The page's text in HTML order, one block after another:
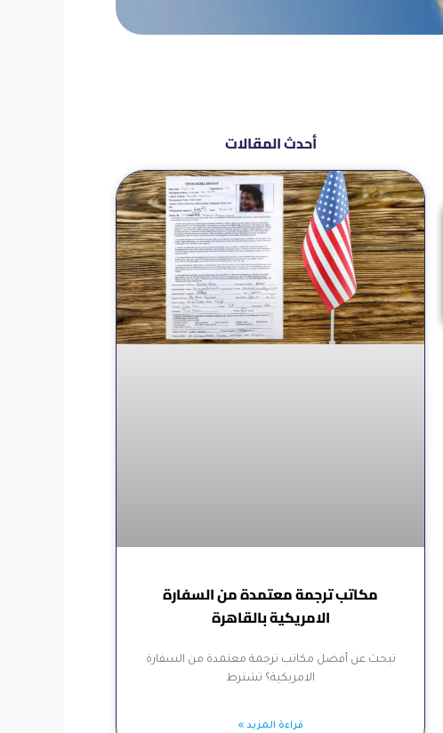
أحدث المقالات
مكاتب ترجمة معتمدة من السفارة
الامريكية بالقاهرة
تبحث عن أفضل مكاتب ترجمة معتمدة من السفارة
الامريكية؟ تشترط
قراءة المزيد »